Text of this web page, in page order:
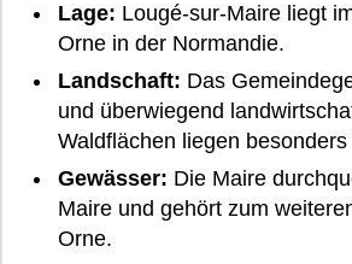
Lage: Lougé-sur-Maire liegt
Orne in der Normandie.
Landschaft: Das
und überwiegend
Waldflächen liegen
Gewässer: Die Maire
Maire und gehört zum
Orne.